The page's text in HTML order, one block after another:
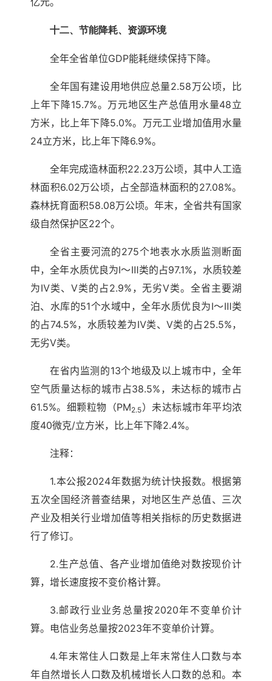
十二、节能降耗、资源环境
全年全省单位GDP能耗继续保持下降。
全年国有建设用地供应总量2.58万公顷，比
上年下降15.7%。万元地区生产总值用水量48立
方米，比上年下降5.0%。万元工业增加值用水量
24立方米，比上年下降6.9%。
全年完成造林面积22.23万公顷，其中人工造
林面积6.02万公顷，占全部造林面积的27.08%。
森林抚育面积58.08万公顷。年末，全省共有国家
级自然保护区22个。
全省主要河流的275个地表水水质监测断面
中，全年水质优良为Ⅰ～Ⅲ类的占97.1%，水质较差
为Ⅳ类、Ⅴ类的占2.9%，无劣Ⅴ类。全省主要湖
泊、水库的51个水域中，全年水质优良为Ⅰ～Ⅲ类
的占74.5%，水质较差为Ⅳ类、Ⅴ类的占25.5%，
无劣Ⅴ类。
在省内监测的13个地级及以上城市中，全年
空气质量达标的城市占38.5%，未达标的城市占
61.5%。细颗粒物（PM2.5）未达标城市年平均浓
度40微克/立方米，比上年下降2.4%。
注释：
1.本公报2024年数据为统计快报数。根据第
五次全国经济普查结果，对地区生产总值、三次
产业及相关行业增加值等相关指标的历史数据进
行了修订。
2.生产总值、各产业增加值绝对数按现价计
算，增长速度按不变价格计算。
3.邮政行业业务总量按2020年不变单价计
算。电信业务总量按2023年不变单价计算。
4.年末常住人口数是上年末常住人口数与本
年自然增长人口数及机械增长人口数的总和。本